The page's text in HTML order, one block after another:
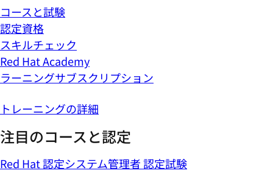
コースと試験
認定資格
スキルチェック
Red Hat Academy
ラーニングサブスクリプション
トレーニングの詳細
注目のコースと認定
Red Hat 認定システム管理者 認定試験